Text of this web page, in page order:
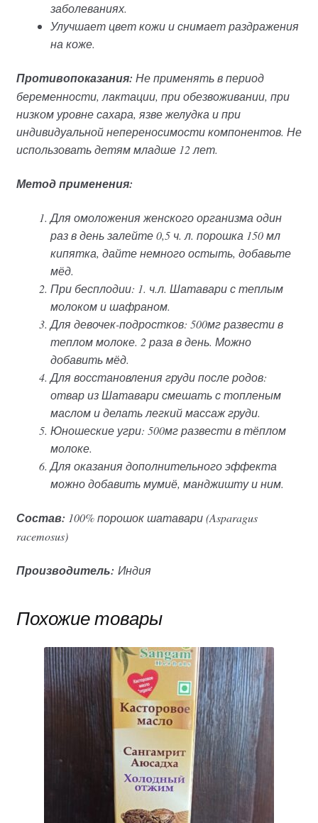
заболеваниях.
Улучшает цвет кожи и снимает раздражения
на коже.
Противопоказания: Не применять в период
беременности, лактации, при обезвоживании, при
низком уровне сахара, язве желудка и при
индивидуальной непереносимости компонентов. Не
использовать детям младше 12 лет.
Метод применения:
Для омоложения женского организма один
раз в день залейте 0,5 ч. л. порошка 150 мл
кипятка, дайте немного остыть, добавьте
мёд.
При бесплодии: 1. ч.л. Шатавари с теплым
молоком и шафраном.
Для девочек-подростков: 500мг развести в
теплом молоке. 2 раза в день. Можно
добавить мёд.
Для восстановления груди после родов:
отвар из Шатавари смешать с топленым
маслом и делать легкий массаж груди.
Юношеские угри: 500мг развести в тёплом
молоке.
Для оказания дополнительного эффекта
можно добавить мумиё, манджишту и ним.
Состав: 100% порошок шатавари (Asparagus
racemosus)
Производитель: Индия
Похожие товары